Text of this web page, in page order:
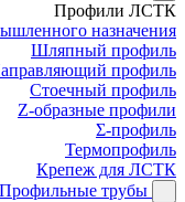
Профили ЛСТК
назначения
Шляпный профиль
профиль
Стоечный профиль
Z-образные профили
Σ-профиль
Термопрофиль
Крепеж для ЛСТК
Профильные трубы